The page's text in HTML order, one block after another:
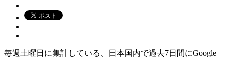
毎週土曜日に集計している、日本国内で過去7日間にGoogle